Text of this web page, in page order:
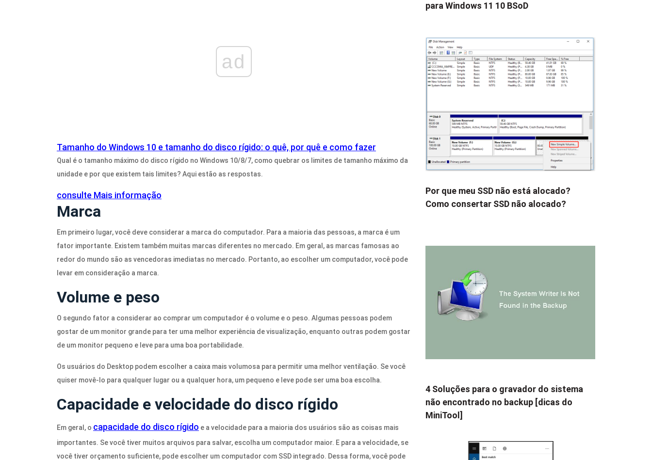
ad
Tamanho do Windows 10 e tamanho do disco rígido: o quê, por quê e como fazer
Qual é o tamanho máximo do disco rígido no Windows 10/8/7, como quebrar os limites de tamanho máximo da
unidade e por que existem tais limites? Aqui estão as respostas.
consulte Mais informação
Marca
Em primeiro lugar, você deve considerar a marca do computador. Para a maioria das pessoas, a marca é um
fator importante. Existem também muitas marcas diferentes no mercado. Em geral, as marcas famosas ao
redor do mundo são as vencedoras imediatas no mercado. Portanto, ao escolher um computador, você pode
levar em consideração a marca.
Volume e peso
O segundo fator a considerar ao comprar um computador é o volume e o peso. Algumas pessoas podem
gostar de um monitor grande para ter uma melhor experiência de visualização, enquanto outras podem gostar
de um monitor pequeno e leve para uma boa portabilidade.
Os usuários do Desktop podem escolher a caixa mais volumosa para permitir uma melhor ventilação. Se você
quiser movê-lo para qualquer lugar ou a qualquer hora, um pequeno e leve pode ser uma boa escolha.
Capacidade e velocidade do disco rígido
Em geral, o capacidade do disco rígido e a velocidade para a maioria dos usuários são as coisas mais
importantes. Se você tiver muitos arquivos para salvar, escolha um computador maior. E para a velocidade, se
você tiver orçamento suficiente, pode escolher um computador com SSD integrado. Dessa forma, você pode
para Windows 11 10 BSoD
Por que meu SSD não está alocado?
Como consertar SSD não alocado?
4 Soluções para o gravador do sistema
não encontrado no backup [dicas do
MiniTool]